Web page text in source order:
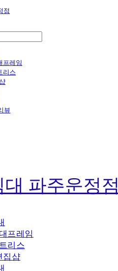
점
프레임
리스
뷰
대 파주운정점
프레임
리스
집샵